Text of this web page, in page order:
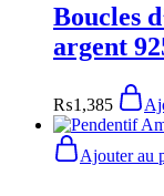
Boucles
argent
₨1,385
Ajouter au